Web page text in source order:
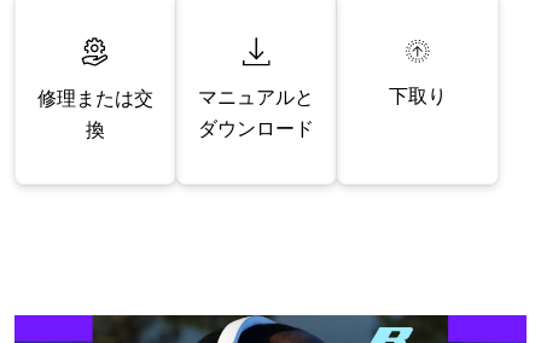
修理または交
換
マニュアルと
ダウンロード
下取り